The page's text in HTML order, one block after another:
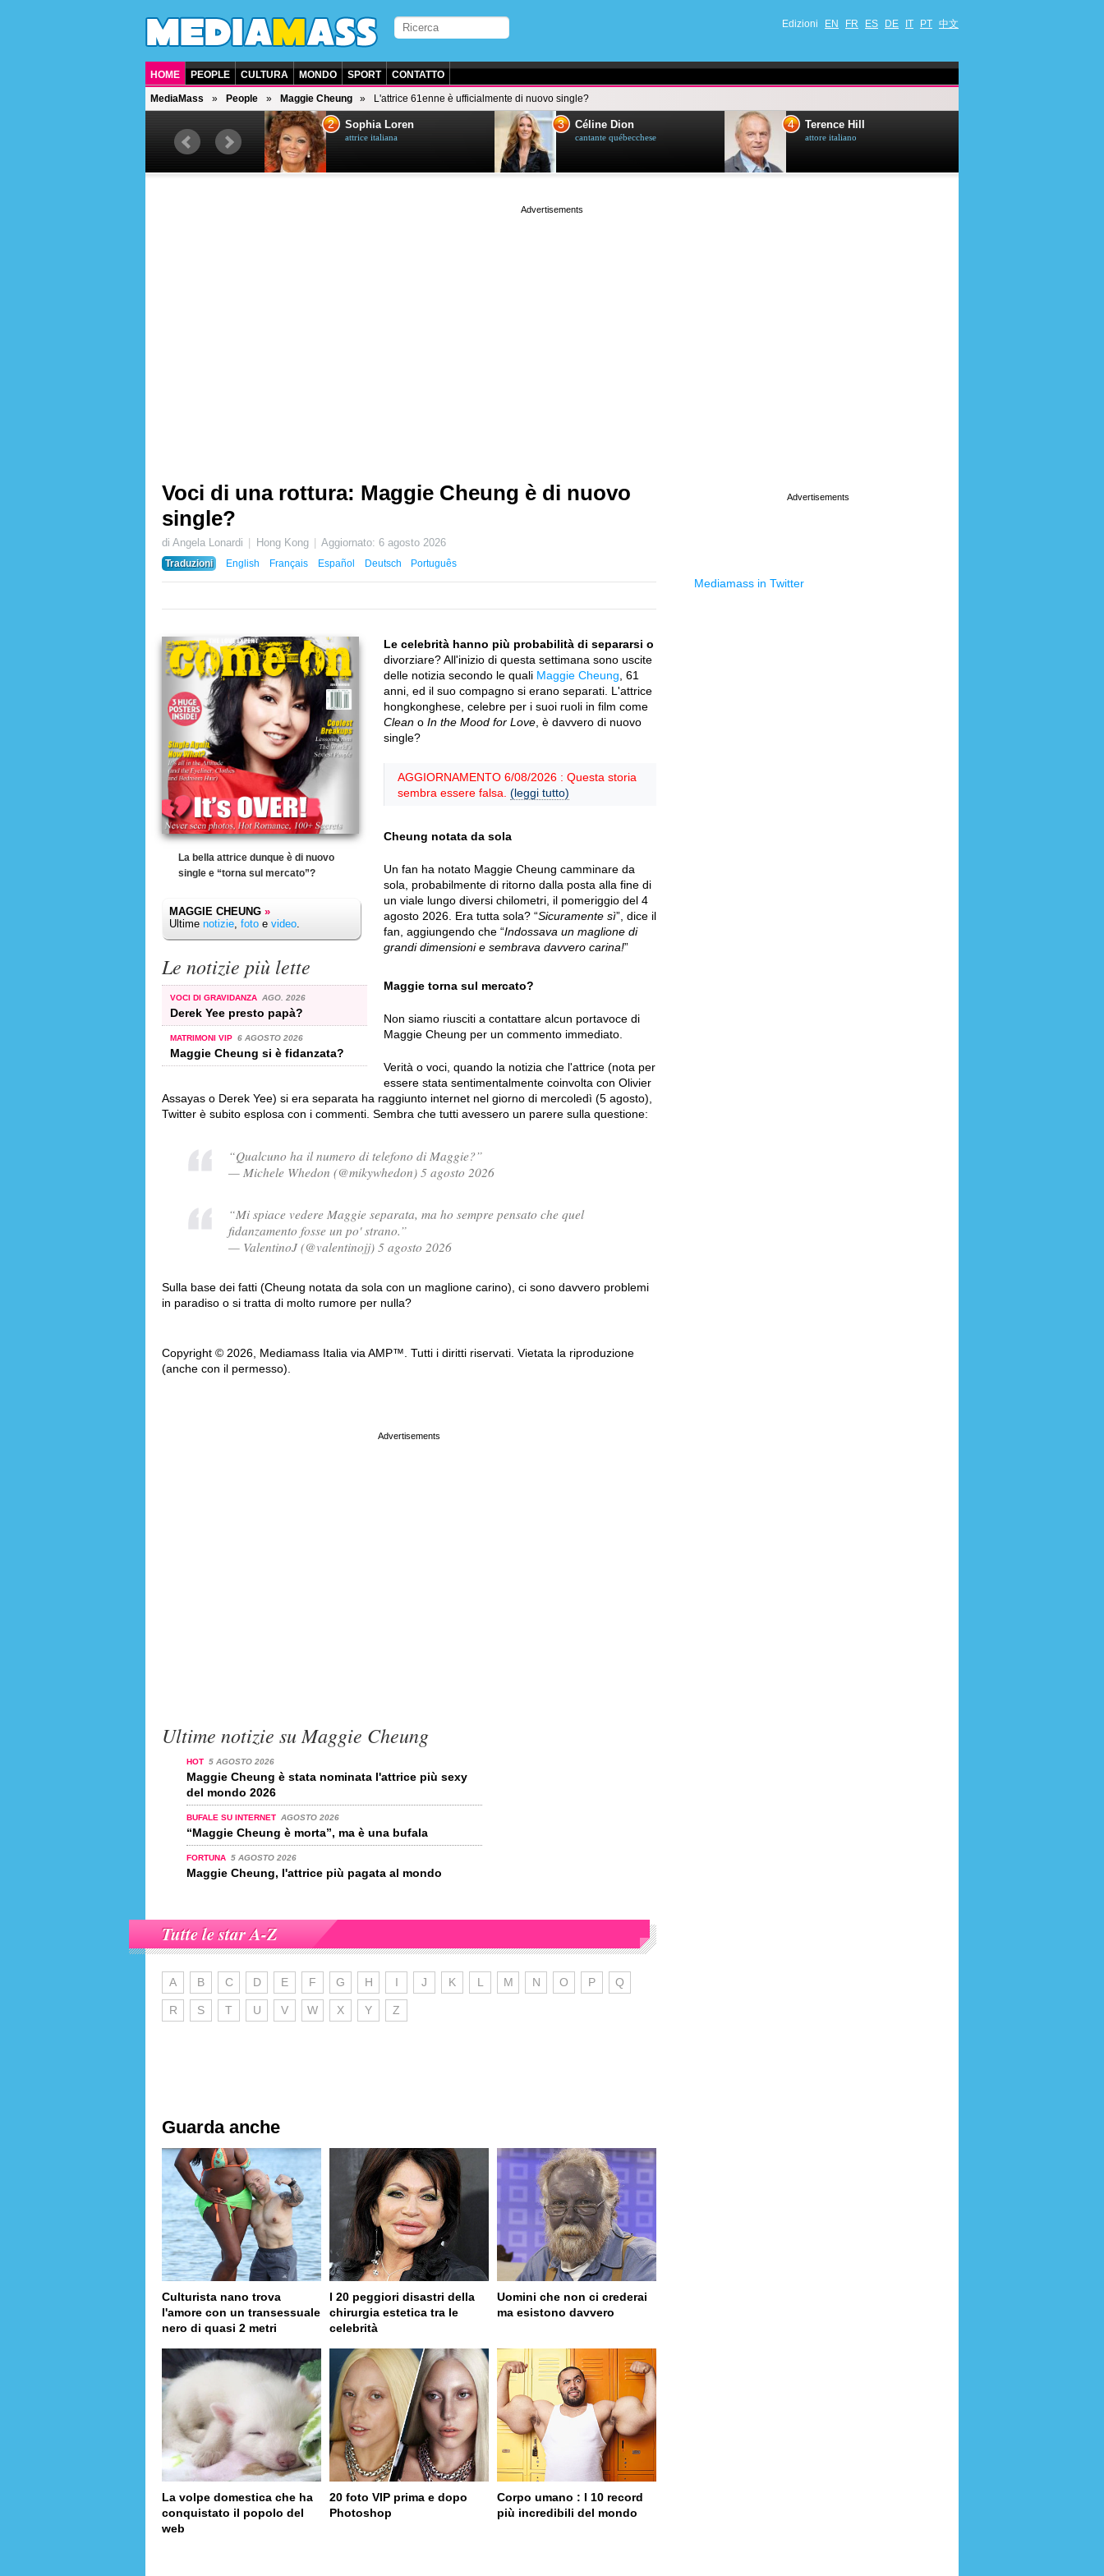
Edizioni EN FR ES DE IT PT 中文
HOME PEOPLE CULTURA MONDO SPORT CONTATTO
MediaMass People Maggie Cheung L'attrice 61enne è ufficialmente di nuovo single?
attore americano
2 Sophia Loren
attrice italiana
3 Céline Dion
cantante québecchese
4 Terence Hill
attore italiano
Voci di una rottura: Maggie Cheung è di nuovo
single?
di Angela Lonardi Hong Kong Aggiornato:6 agosto 2026
Traduzioni
English Français Español Deutsch Português
La bella attrice dunque è di nuovo
single e “torna sul mercato”?
MAGGIE CHEUNG »
Ultime notizie, foto e video.
Le notizie più lette
VOCI DI GRAVIDANZA AGO. 2026
Derek Yee presto papà?
MATRIMONI VIP 6 AGOSTO 2026
Maggie Cheung si è fidanzata?
Le celebrità hanno più probabilità di separarsi o
divorziare? All'inizio di questa settimana sono uscite
delle notizia secondo le quali Maggie Cheung , 61
anni, ed il suo compagno si erano separati. L'attrice
hongkonghese, celebre per i suoi ruoli in film come
Clean o In the Mood for Love , è davvero di nuovo
single?
AGGIORNAMENTO 6/08/2026 : Questa storia
sembra essere falsa. (leggi tutto)
Cheung notata da sola
Un fan ha notato Maggie Cheung camminare da
sola, probabilmente di ritorno dalla posta alla fine di
un viale lungo diversi chilometri, il pomeriggio del 4
agosto 2026. Era tutta sola? “Sicuramente sì”, dice il
fan, aggiungendo che “Indossava un maglione di
grandi dimensioni e sembrava davvero carina!”
Maggie torna sul mercato?
Non siamo riusciti a contattare alcun portavoce di
Maggie Cheung per un commento immediato.
Verità o voci, quando la notizia che l'attrice (nota per
essere stata sentimentalmente coinvolta con Olivier
Assayas o Derek Yee) si era separata ha raggiunto internet nel giorno di mercoledì (5 agosto),
Twitter è subito esplosa con i commenti. Sembra che tutti avessero un parere sulla questione:
“Qualcuno ha il numero di telefono di Maggie?”
— Michele Whedon (@mikywhedon) 5 agosto 2026
“Mi spiace vedere Maggie separata, ma ho sempre pensato che quel
fidanzamento fosse un po' strano.”
— ValentinoJ (@valentinojj) 5 agosto 2026
Sulla base dei fatti (Cheung notata da sola con un maglione carino), ci sono davvero problemi
in paradiso o si tratta di molto rumore per nulla?
Copyright © 2026, Mediamass Italia via AMP™. Tutti i diritti riservati. Vietata la riproduzione
(anche con il permesso).
Ultime notizie su Maggie Cheung
HOT 5 AGOSTO 2026
Maggie Cheung è stata nominata l'attrice più sexy
del mondo 2026
BUFALE SU INTERNET AGOSTO 2026
“Maggie Cheung è morta”, ma è una bufala
FORTUNA 5 AGOSTO 2026
Maggie Cheung, l'attrice più pagata al mondo
Tutte le star A-Z
A B C D E F G H I J K L M N O P Q
R S T U V W X Y Z
Guarda anche
Culturista nano trova
l'amore con un transessuale
nero di quasi 2 metri
I 20 peggiori disastri della
chirurgia estetica tra le
celebrità
Uomini che non ci crederai
ma esistono davvero
La volpe domestica che ha
conquistato il popolo del
web
20 foto VIP prima e dopo
Photoshop
Corpo umano : I 10 record
più incredibili del mondo
Mediamass in Twitter